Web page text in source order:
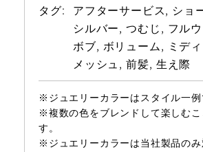
タグ: アフターサービス ショ
シルバー つむじ フル
ボブ ボリューム
ミデ
メッシュ
前髪 生え際
※ジュエリーカラーはスタイル一例
※複数の色をブレンドして楽しむこ
す。
※ジュエリーカラーは当社製品の